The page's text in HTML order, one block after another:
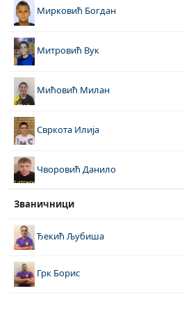
Мирковић Богдан
Митровић Вук
Мићовић Милан
Свркота Илија
Чворовић Данило
Званичници
Ђекић Љубиша
Грк Борис